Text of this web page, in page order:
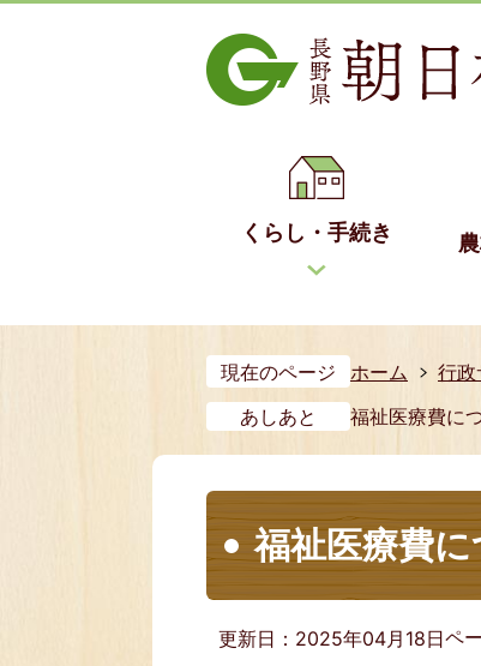
くらし・手続き
現在のページ ホーム 行政
あしあと
福祉医療費に
福祉医療費
更新日：2025年04月18日ペ